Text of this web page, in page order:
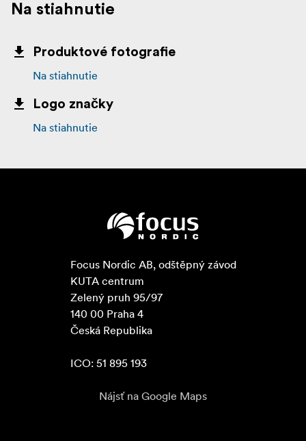
Na stiahnutie
Produktové fotografie
Na stiahnutie
Logo značky
Na stiahnutie
Focus Nordic AB, odštěpný závod
KUTA centrum
Zelený pruh 95/97
140 00 Praha 4
Česká Republika
ICO: 51 895 193
Nájsť na Google Maps